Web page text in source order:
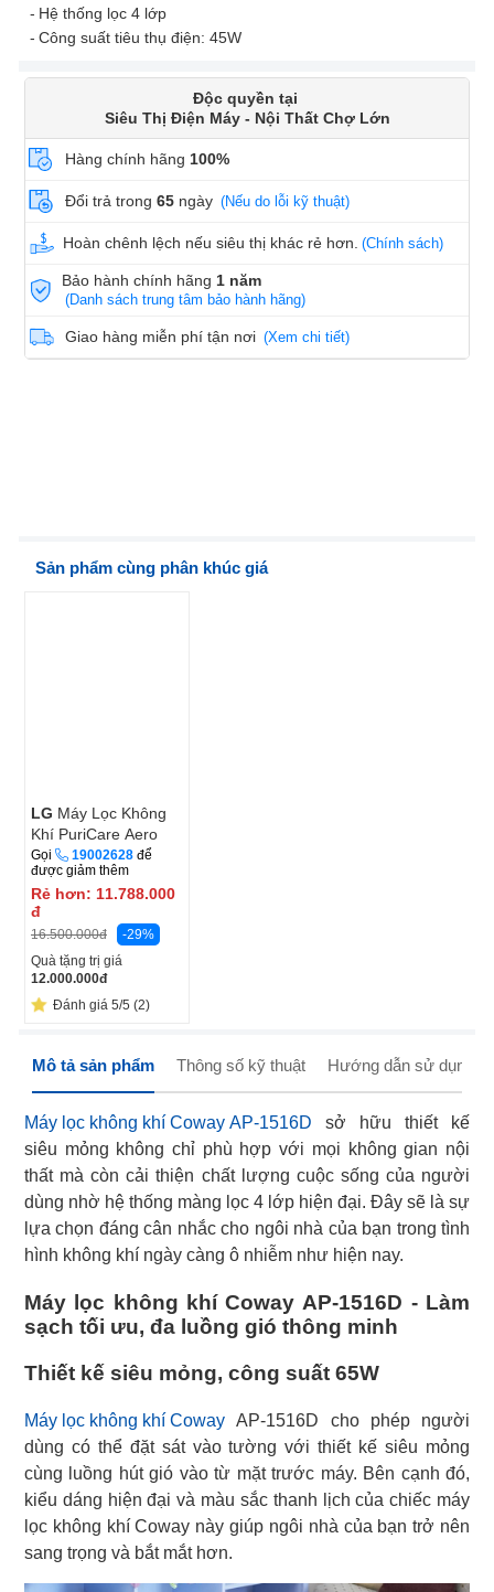
Hệ thống lọc 4 lớp
Công suất tiêu thụ điện: 45W
Độc quyền tại
Siêu Thị Điện Máy - Nội Thất Chợ Lớn
Hàng chính hãng 100%
Đổi trả trong 65 ngày (Nếu do lỗi kỹ thuật)
Hoàn chênh lệch nếu siêu thị khác rẻ hơn. (Chính sách)
Bảo hành chính hãng 1 năm
(Danh sách trung tâm bảo hành hãng)
Giao hàng miễn phí tận nơi (Xem chi tiết)
Sản phẩm cùng phân khúc giá
LG Máy Lọc Không
Khí PuriCare Aero
Tower Hit
FS15GPBK0 Màu Be
Gọi 19002628 để
được giảm thêm
Rẻ hơn: 11.788.000
đ
16.500.000đ
-29%
Quà tặng trị giá
12.000.000đ
Đánh giá 5/5 (2)
Mô tả sản phẩm Thông số kỹ thuật Hướng dẫn sử dụng
Máy lọc không khí Coway AP-1516D sở hữu thiết kế
siêu mỏng không chỉ phù hợp với mọi không gian nội
thất mà còn cải thiện chất lượng cuộc sống của người
dùng nhờ hệ thống màng lọc 4 lớp hiện đại. Đây sẽ là sự
lựa chọn đáng cân nhắc cho ngôi nhà của bạn trong tình
hình không khí ngày càng ô nhiễm như hiện nay.
Máy lọc không khí Coway AP-1516D - Làm
sạch tối ưu, đa luồng gió thông minh
Thiết kế siêu mỏng, công suất 65W
Máy lọc không khí Coway AP-1516D cho phép người
dùng có thể đặt sát vào tường với thiết kế siêu mỏng
cùng luồng hút gió vào từ mặt trước máy. Bên cạnh đó,
kiểu dáng hiện đại và màu sắc thanh lịch của chiếc máy
lọc không khí Coway này giúp ngôi nhà của bạn trở nên
sang trọng và bắt mắt hơn.